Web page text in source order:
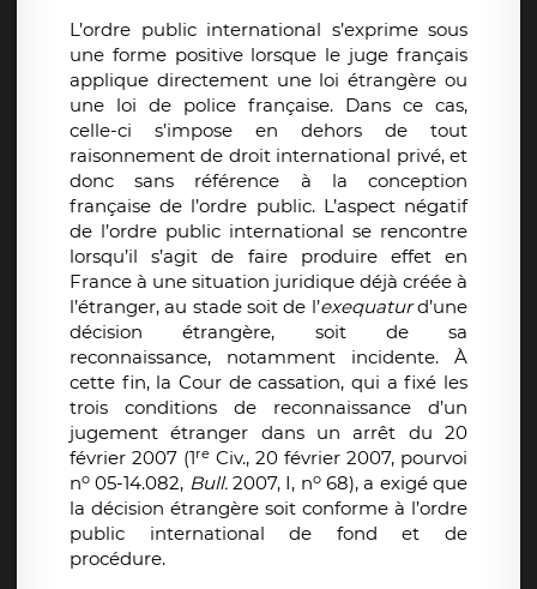
L’ordre public international s’exprime sous
une forme positive lorsque le juge français
applique directement une loi étrangère ou
une loi de police française. Dans ce cas,
celle-ci s’impose en dehors de tout
raisonnement de droit international privé, et
donc sans référence à la conception
française de l’ordre public. L’aspect négatif
de l’ordre public international se rencontre
lorsqu’il s’agit de faire produire effet en
France à une situation juridique déjà créée à
l’étranger, au stade soit de l’exequaturd’une
décision étrangère, soit de sa
reconnaissance, notamment incidente. À
cette fin, la Cour de cassation, qui a fixé les
trois conditions de reconnaissance d’un
jugement étranger dans un arrêt du 20
février 2007 (1re Civ., 20 février 2007, pourvoi
no 05-14.082, Bull.2007, I, no68), a exigé que
la décision étrangère soit conforme à l’ordre
public international de fond et de
procédure.